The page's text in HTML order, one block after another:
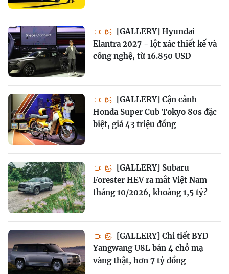
[GALLERY] Hyundai
Elantra 2027 - lột xác thiết kế và
công nghệ, từ 16.850 USD
[GALLERY] Cận cảnh
Honda Super Cub Tokyo 80s đặc
biệt, giá 43 triệu đồng
[GALLERY] Subaru
Forester HEV ra mắt Việt Nam
tháng 10/2026, khoảng 1,5 tỷ?
[GALLERY] Chi tiết BYD
Yangwang U8L bản 4 chỗ mạ
vàng thật, hơn 7 tỷ đồng